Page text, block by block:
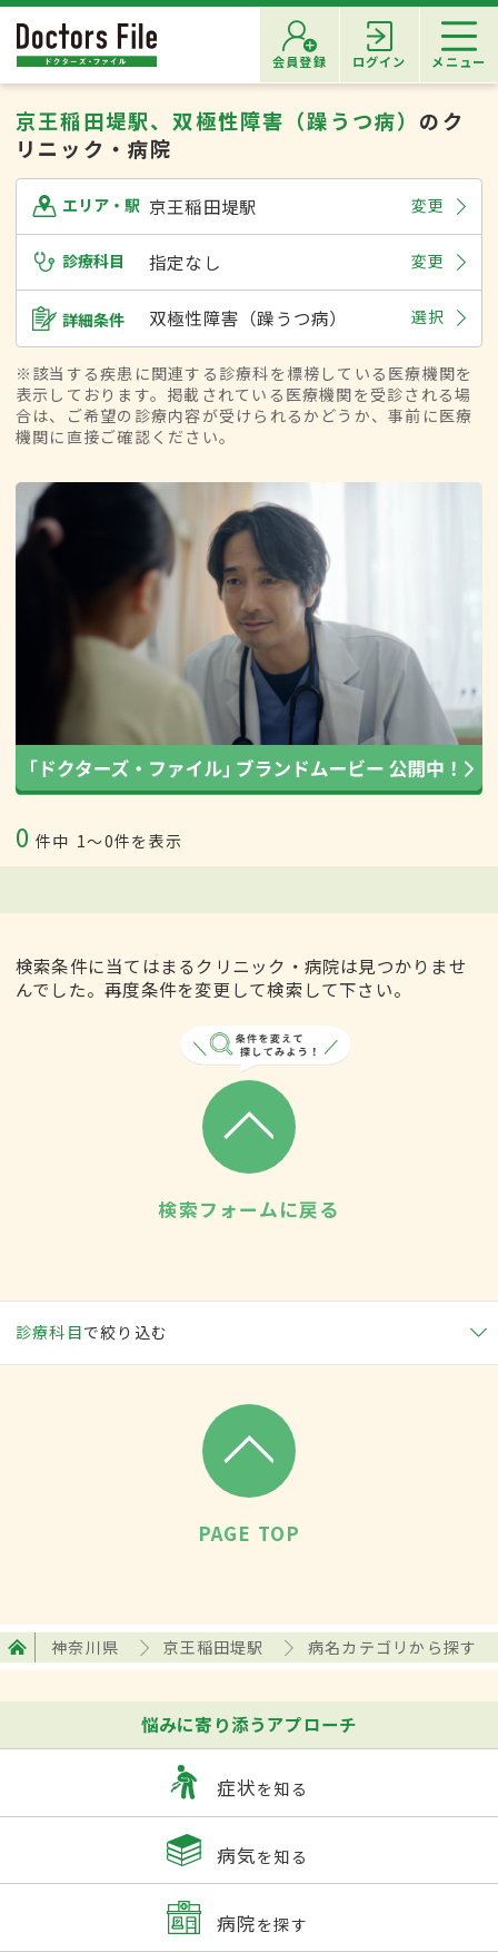
会員登録 ログイン メニュー
京王稲田堤駅、双極性障害（躁うつ病） のク
リニック・病院
エリア・駅 京王稲田堤駅 変更
診療科目 指定なし 変更
詳細条件 双極性障害（躁うつ病） 選択
※該当する疾患に関連する診療科を標榜している医療機関を
表示しております。掲載されている医療機関を受診される場
合は、ご希望の診療内容が受けられるかどうか、事前に医療
機関に直接ご確認ください。
0 件中 1〜0件を表示
検索条件に当てはまるクリニック・病院は見つかりませ
んでした。再度条件を変更して検索して下さい。
検索フォームに戻る
診療科目で絞り込む
PAGE TOP
神奈川県 京王稲田堤駅 病名カテゴリから探す
悩みに寄り添うアプローチ
症状を知る
病気を知る
病院を探す